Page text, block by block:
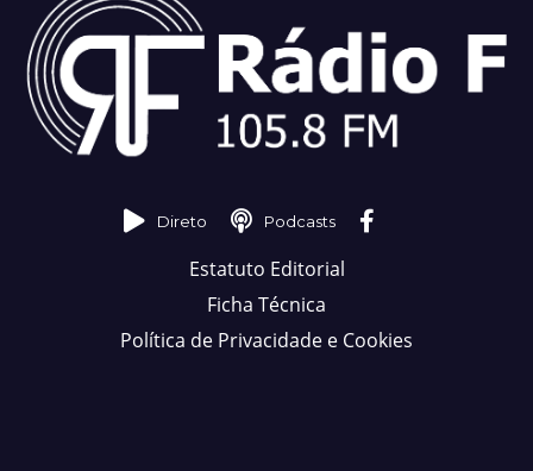
Direto Podcasts
Estatuto Editorial
Ficha Técnica
Política de Privacidade e Cookies